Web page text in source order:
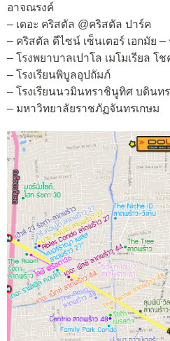
อาจณรงค์
– เดอะ คริสตัล @คริสตัล ปาร์ค
– คริสตัล ดีไซน์ เซ็นเตอร์ เอกมัย –
– โรงพยาบาลเปาโล เมโมเรียล โ
– โรงเรียนพิบูลอุปถัมภ์
– โรงเรียนนวมินทราชินูทิศ บดินท
– มหาวิทยาลัยราชภัฏจันทรเกษม